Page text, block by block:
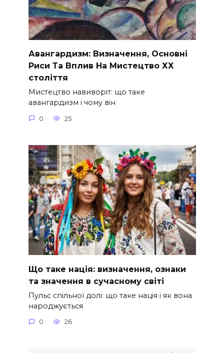
Авангардизм: Визначення, Основні
Риси Та Вплив На Мистецтво ХХ
століття
Мистецтво навиворіт: що таке
авангардизм і чому він
0 25
Що таке нація: визначення, ознаки
та значення в сучасному світі
Пульс спільної долі: що таке нація і як вона
народжується
0 26